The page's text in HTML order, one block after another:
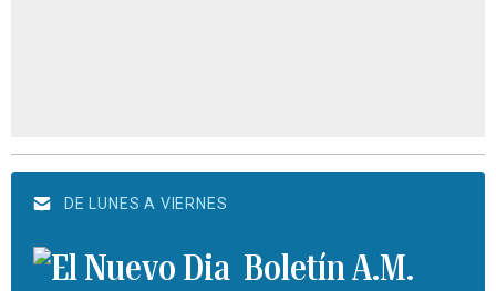
DE LUNES A VIERNES
Boletín A.M.